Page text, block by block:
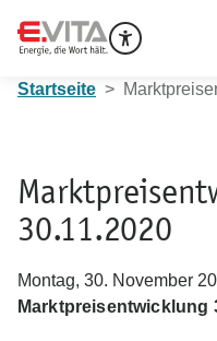
Startseite
30.11.2020
Montag, 30. November
Marktpreisentwicklung